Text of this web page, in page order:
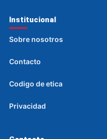
Institucional
Sobre nosotros
Contacto
Codigo de etica
Privacidad